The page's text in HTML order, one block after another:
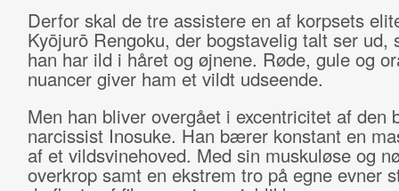
Derfor skal de tre assistere en af korpsets
Kyōjurō Rengoku, der bogstavelig talt ser ud,
han har ild i håret og øjnene. Røde, gule og
nuancer giver ham et vildt udseende.
Men han bliver overgået i excentricitet af den
narcissist Inosuke. Han bærer konstant en
af et vildsvinehoved. Med sin muskuløse og
overkrop samt en ekstrem tro på egne evner